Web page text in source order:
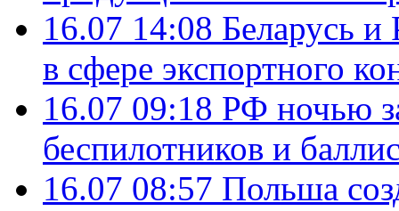
16.07 14:08 Беларусь и
в сфере экспортного
16.07 09:18 РФ ночью
беспилотников и
16.07 08:57 Польша